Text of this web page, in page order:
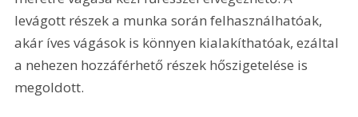
levágott részek a munka során felhasználhatóak,
akár íves vágások is könnyen kialakíthatóak, ezáltal
a nehezen hozzáférhető részek hőszigetelése is
megoldott.